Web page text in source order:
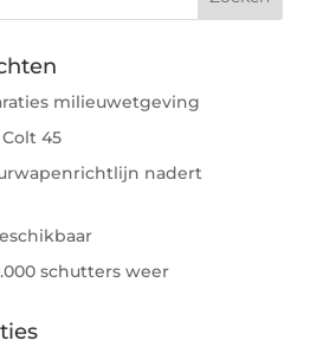
milieuwetgeving
45
nadert
schutters weer